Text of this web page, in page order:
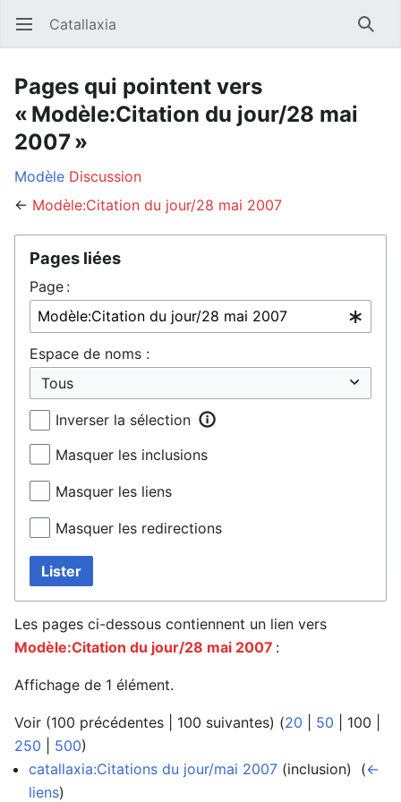
Ouvrir le menu principal Catallaxia
Pages qui pointent vers
« Modèle:Citation du jour/28 mai
2007 »
Modèle Discussion
← Modèle:Citation du jour/28 mai 2007
Pages liées
Page :
Espace de noms :
Inverser la sélection
Masquer les inclusions
Masquer les liens
Masquer les redirections
Lister
Les pages ci-dessous contiennent un lien vers
Modèle:Citation du jour/28 mai 2007 :
Affichage de 1 élément.
Voir (100 précédentes 100 suivantes) (20 50 100
250
500)
catallaxia:Citations du jour/mai 2007 (inclusion) ‎ (←
liens)